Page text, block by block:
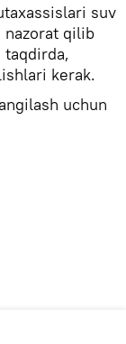
suv
nazorat qilib
taqdirda,
kerak.
uchun